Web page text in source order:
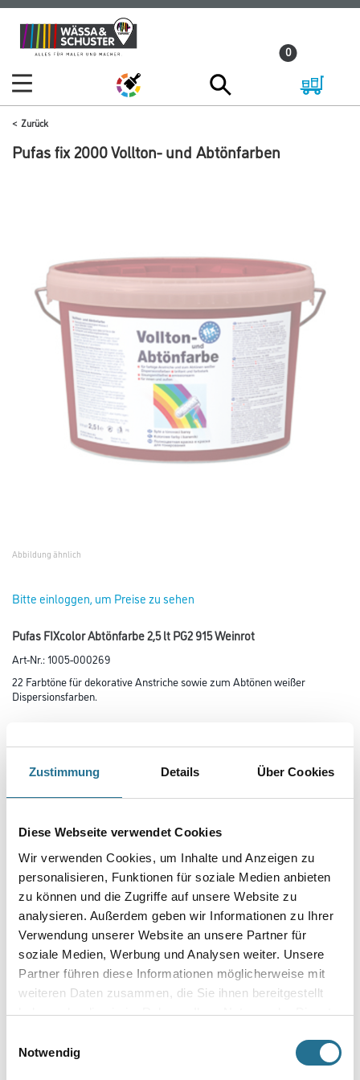
Zustimmung Details Über Cookies
Diese Webseite verwendet Cookies
Wir verwenden Cookies, um Inhalte und Anzeigen zu
personalisieren, Funktionen für soziale Medien anbieten
zu können und die Zugriffe auf unsere Website zu
analysieren. Außerdem geben wir Informationen zu Ihrer
Verwendung unserer Website an unsere Partner für
soziale Medien, Werbung und Analysen weiter. Unsere
Partner führen diese Informationen möglicherweise mit
weiteren Daten zusammen, die Sie ihnen bereitgestellt
haben oder die sie im Rahmen Ihrer Nutzung der Dienste
Notwendig
Zum
Inhalt
Zum
Navigationsmenü
0
Zurück
Pufas fix 2000 Vollton- und Abtönfarben
Abbildung ähnlich
Bitte einloggen, um Preise zu sehen
Pufas FIXcolor Abtönfarbe 2,5 lt PG2 915 Weinrot
Art-Nr.:1005-000269
22 Farbtöne für dekorative Anstriche sowie zum Abtönen weißer
Dispersionsfarben.
Gebinde
Umrechnungsfaktoren